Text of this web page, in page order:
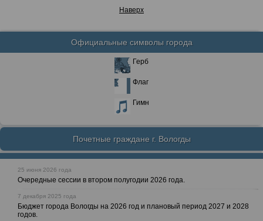
Наверх
Официальные символы города
Герб
Флаг
Гимн
Почетные граждане г. Вологды
25 июня 2026 года
Очередные сессии в втором полугодии 2026 года.
7 декабря 2025 года
Бюджет города Вологды на 2026 год и плановый период 2027 и 2028
годов.